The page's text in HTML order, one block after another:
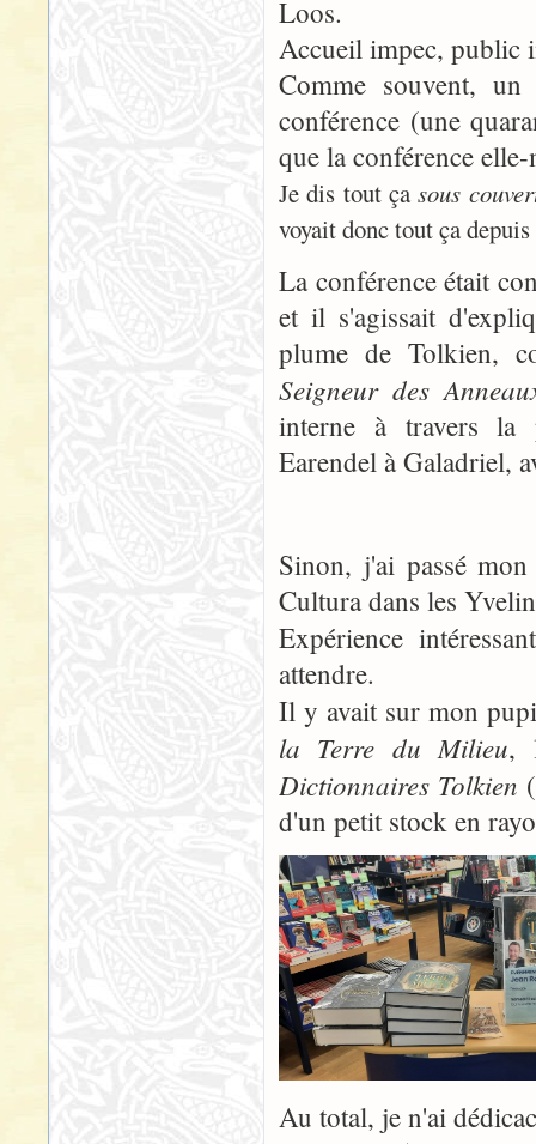
Loos.
Accueil impec, public
Comme souvent,
conférence (une
que la conférence
Je dis tout çasous
voyait donc tout ça
La conférence était
et il s'agissait
plume de Tolkien,
Seigneur des
interne à travers la
Earendel à Galadriel,
Sinon, j'ai passé
Cultura dans les
Expérience
attendre.
Il y avait sur mon
la Terre du Milieu,
Dictionnaires Tolkien
d'un petit stock en
Au total, je n'ai